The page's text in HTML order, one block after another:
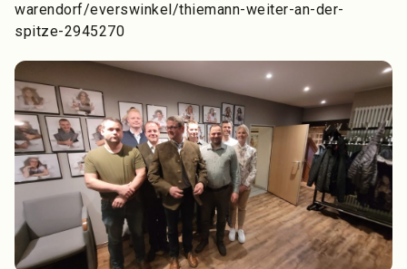
warendorf/everswinkel/thiemann-weiter-an-der-
spitze-2945270